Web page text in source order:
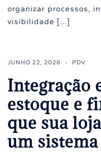
organizar processos,
visibilidade […]
JUNHO 22, 2026 PDV
Integração
estoque e
que sua
um